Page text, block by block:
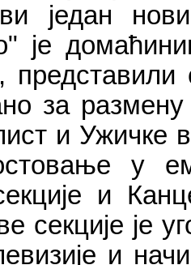
један
је
за
и Ужичке
у
и
секције је
и